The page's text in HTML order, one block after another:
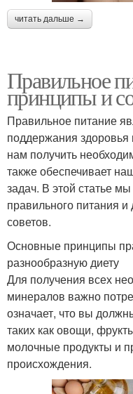
читать дальше →
Правильное
принципы и
Правильное питание
поддержания здоровья
нам получить
также обеспечивает
задач. В этой статье
правильного питания
советов.
Основные принципы
разнообразную диету
Для получения всех
минералов важно
означает, что вы
таких как овощи,
молочные продукты и
происхождения.